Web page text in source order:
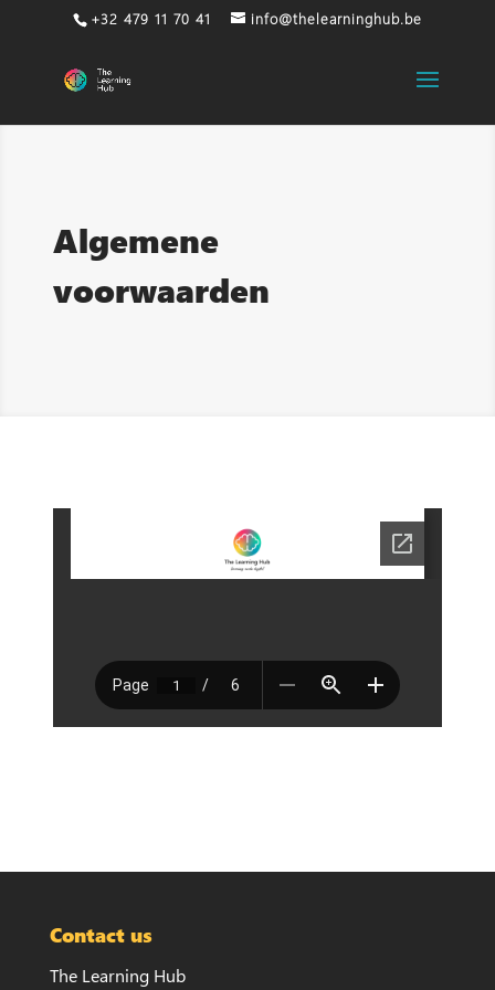
+32 479 11 70 41 info@thelearninghub.be
Algemene
voorwaarden
Contact us
The Learning Hub